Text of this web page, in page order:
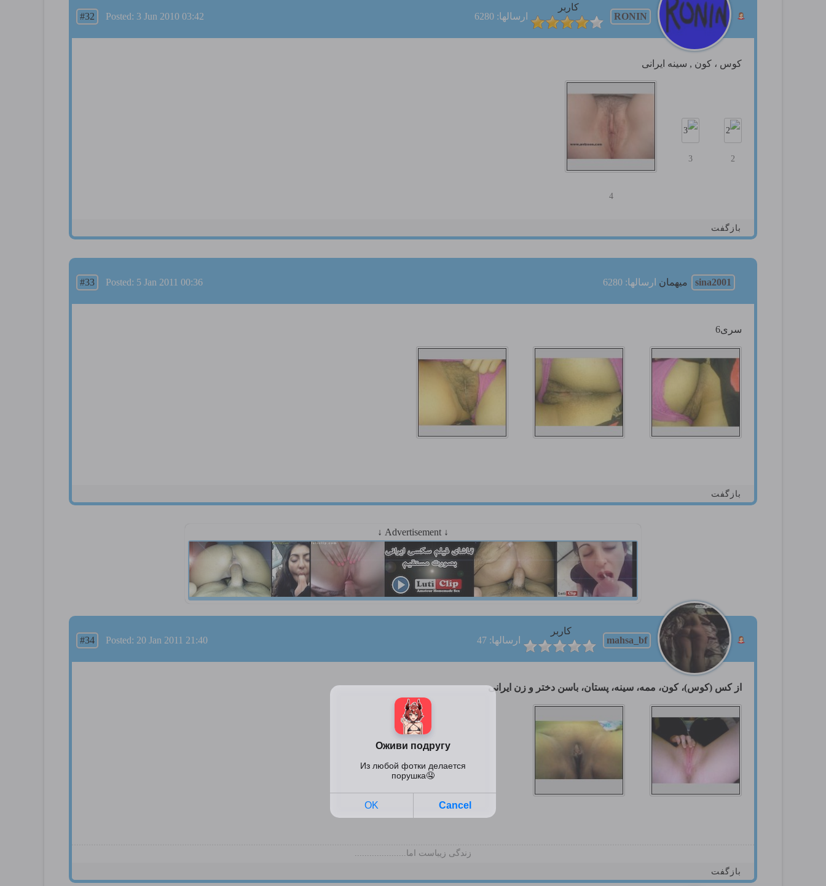
RONIN
کاربر
ارسالها: 6280
#32 Posted: 3 Jun 2010 03:42
كوس ، كون , سینه ایرانی
2
3
4
بازگفت
sina2001 میهمان ارسالها: 6280 #33 Posted: 5 Jan 2011 00:36
سری6
بازگفت
↓ Advertisement ↓
mahsa_bf
کاربر
ارسالها: 47
#34 Posted: 20 Jan 2011 21:40
از کس (کوس)، کون، ممه، سینه، پستان، باسن دختر و زن ایرانی
زندگی زیباست اما.....................
بازگفت